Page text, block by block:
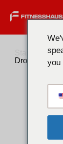
/
DrostaMedyou